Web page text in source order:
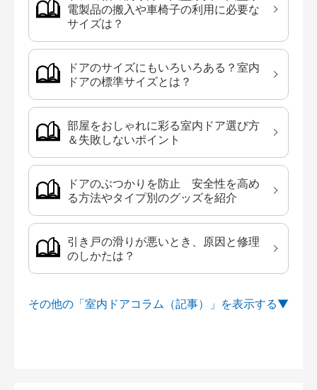
電製品の搬入や車椅子の利用に必要な
サイズは？
ドアのサイズにもいろいろある？室内
ドアの標準サイズとは？
部屋をおしゃれに彩る室内ドア選び方
＆失敗しないポイント
ドアのぶつかりを防止 安全性を高め
る方法やタイプ別のグッズを紹介
引き戸の滑りが悪いとき、原因と修理
のしかたは？
その他の「室内ドアコラム（記事）」を